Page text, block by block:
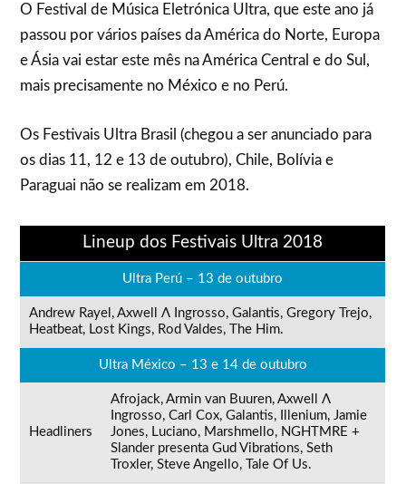
O Festival de Música Eletrónica Ultra, que este ano já
passou por vários países da América do Norte, Europa
e Ásia vai estar este mês na América Central e do Sul,
mais precisamente no México e no Perú.
Os Festivais Ultra Brasil (chegou a ser anunciado para
os dias 11, 12 e 13 de outubro), Chile, Bolívia e
Paraguai não se realizam em 2018.
Lineup dos Festivais Ultra 2018
Ultra Perú – 13 de outubro
Andrew Rayel, Axwell Λ Ingrosso, Galantis, Gregory Trejo,
Heatbeat, Lost Kings, Rod Valdes, The Him.
Ultra México – 13 e 14 de outubro
Headliners
Afrojack, Armin van Buuren, Axwell Λ
Ingrosso, Carl Cox, Galantis, Illenium, Jamie
Jones, Luciano, Marshmello, NGHTMRE +
Slander presenta Gud Vibrations, Seth
Troxler, Steve Angello, Tale Of Us.